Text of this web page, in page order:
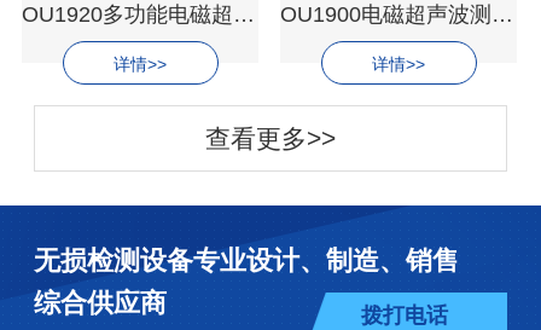
OU1920多功能电磁超声测厚仪
详情>>
OU1900电磁超声波测厚仪
详情>>
查看更多>>
无损检测设备专业设计、制造、销售
综合供应商
拨打电话